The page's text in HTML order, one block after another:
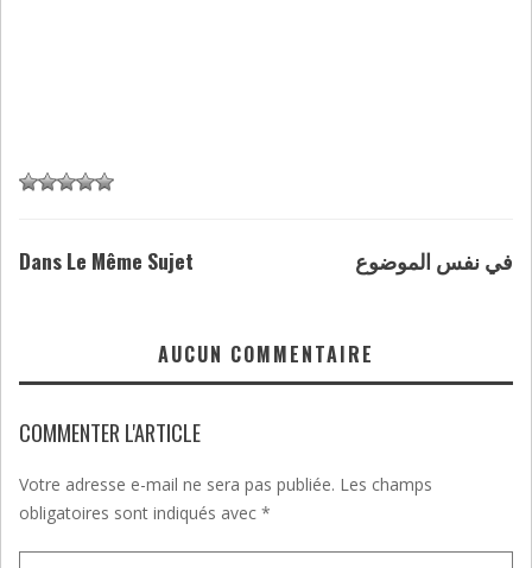
Dans Le Même Sujet في نفس الموضوع
AUCUN COMMENTAIRE
COMMENTER L'ARTICLE
Votre adresse e-mail ne sera pas publiée. Les champs
obligatoires sont indiqués avec *